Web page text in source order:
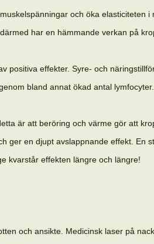
och öka elasticiteten
har en hämmande verkan på
positiva effekter. Syre- och
bland annat ökad antal lymfocyter.
är att beröring och värme gör att
ger en djupt avslappnande effekt. En
kvarstår effekten längre och längre!
och ansikte. Medicinsk laser på